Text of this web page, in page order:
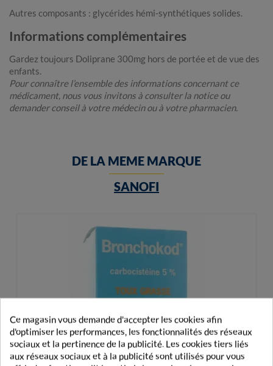
Autres composants : glycérides hémi‑synthétiques solides.
Informations complémentaires
Gardez toujours Doliprane 300mg hors de portée et de vue des
enfants.
Pour connaître l’ensemble des informations concernant ce
médicament, nous vous invitons à consulter la notice ou
demander conseil à votre médecin ou à votre pharmacien.
DE LA MEME MARQUE
SANOFI
Ce magasin vous demande d'accepter les cookies afin
d'optimiser les performances, les fonctionnalités des réseaux
sociaux et la pertinence de la publicité. Les cookies tiers liés
aux réseaux sociaux et à la publicité sont utilisés pour vous